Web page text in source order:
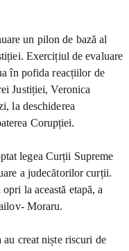
un pilon de bază al
Exercițiul de evaluare
în pofida reacțiilor de
Justiției, Veronica
la deschiderea
Corupției.
legea Curții Supreme
a judecătorilor curții.
la această etapă, a
Moraru.
au creat niște riscuri de